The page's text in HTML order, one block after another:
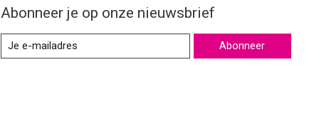
Abonneer je op onze nieuwsbrief
Abonneer